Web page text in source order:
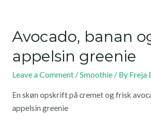
Avocado, banan
appelsin greenie
Leave a Comment /Smoothie/ By Freja
En skøn opskrift på cremet og frisk
appelsin greenie